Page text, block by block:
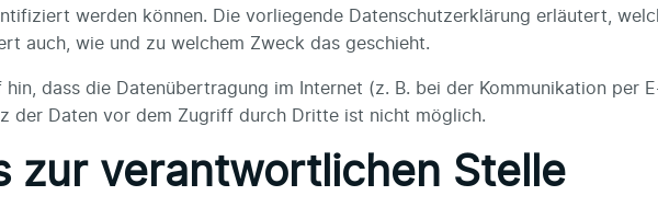
werden können. Die vorliegende Datenschutzerklärung erläutert,
auch, wie und zu welchem Zweck das geschieht.
hin, dass die Datenübertragung im Internet (z. B. bei der Kommunikation per
der Daten vor dem Zugriff durch Dritte ist nicht möglich.
zur verantwortlichen Stelle